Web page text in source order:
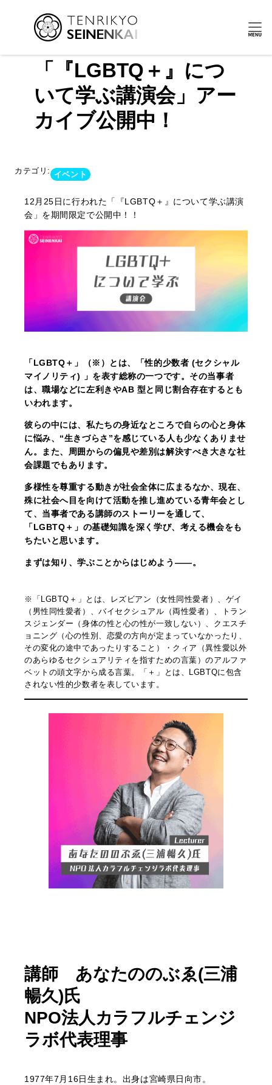
容
「『LGBTQ＋』につ
いて学ぶ講演会」アー
カイブ公開中！
カテゴリ: イベント
12月25日に行われた「『LGBTQ＋』について学ぶ講演
会」を期間限定で公開中！！
「LGBTQ＋」（※）とは、「性的少数者 (セクシャル
マイノリティ) 」を表す総称の一つです。その当事者
は、職場などに左利きやAB 型と同じ割合存在するとも
いわれます。
彼らの中には、私たちの身近なところで自らの心と身体
に悩み、“生きづらさ”を感じている人も少なくありませ
ん。また、周囲からの偏見や差別は解決すべき大きな社
会課題でもあります。
多様性を尊重する動きが社会全体に広まるなか、現在、
殊に社会へ目を向けて活動を推し進めている青年会とし
て、当事者である講師のストーリーを通して、
「LGBTQ＋」の基礎知識を深く学び、考える機会をも
ちたいと思います。
まずは知り、学ぶことからはじめよう――。
※「LGBTQ＋」とは、レズビアン（女性同性愛者）、ゲイ
（男性同性愛者）、バイセクシュアル（両性愛者）、トラン
スジェンダー（身体の性と心の性が一致しない）、クエスチ
ョニング（心の性別、恋愛の方向が定まっていなかったり、
その変化の途中であったりすること）・クィア（異性愛以外
のあらゆるセクシュアリティを指すための言葉）のアルファ
ベットの頭文字から成る言葉。「＋」とは、LGBTQに包含
されない性的少数者を表しています。
講師 あなたののぶゑ(三浦
暢久)氏
NPO法人カラフルチェンジ
ラボ代表理事
1977年7月16日生まれ。出身は宮崎県日向市。